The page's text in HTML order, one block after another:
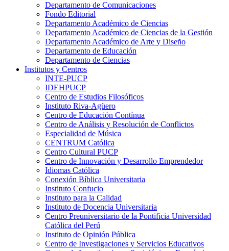
Departamento de Comunicaciones
Fondo Editorial
Departamento Académico de Ciencias
Departamento Académico de Ciencias de la Gestión
Departamento Académico de Arte y Diseño
Departamento de Educación
Departamento de Ciencias
Institutos y Centros
INTE-PUCP
IDEHPUCP
Centro de Estudios Filosóficos
Instituto Riva-Agüero
Centro de Educación Contínua
Centro de Análisis y Resolución de Conflictos
Especialidad de Música
CENTRUM Católica
Centro Cultural PUCP
Centro de Innovación y Desarrollo Emprendedor
Idiomas Católica
Conexión Bíblica Universitaria
Instituto Confucio
Instituto para la Calidad
Instituto de Docencia Universitaria
Centro Preuniversitario de la Pontificia Universidad
Católica del Perú
Instituto de Opinión Pública
Centro de Investigaciones y Servicios Educativos